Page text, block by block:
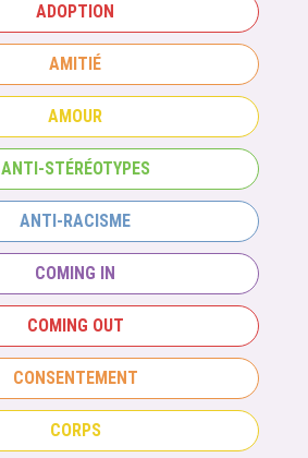
ADOPTION
AMITIÉ
AMOUR
ANTI-STÉRÉOTYPES
ANTI-RACISME
COMING IN
COMING OUT
CONSENTEMENT
CORPS